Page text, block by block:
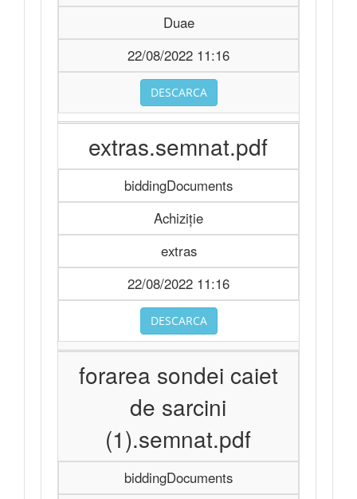
Duae
22/08/2022 11:16
DESCARCA
extras.semnat.pdf
biddingDocuments
Achiziție
extras
22/08/2022 11:16
DESCARCA
forarea sondei caiet
de sarcini
(1).semnat.pdf
biddingDocuments